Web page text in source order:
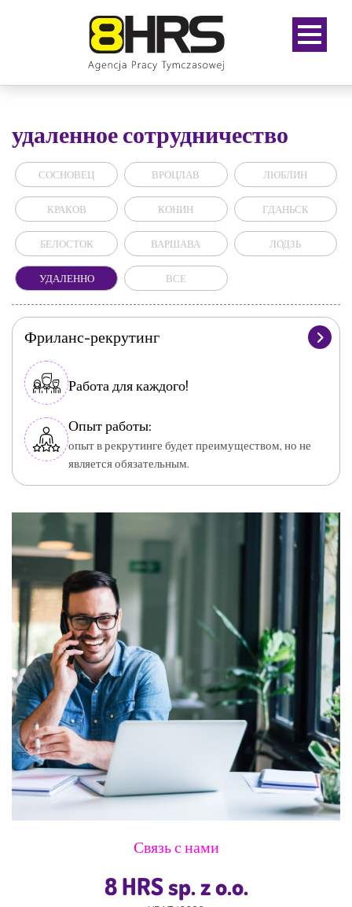
удаленное сотрудничество
СОСНОВЕЦ ВРОЦЛАВ ЛЮБЛИН
КРАКОВ КОНИН ГДАНЬСК
БЕЛОСТОК ВАРШАВА ЛОДЗЬ
УДАЛЕННО ВСЕ
Фриланс-рекрутинг
Работа для каждого!
Опыт работы:
опыт в рекрутинге будет преимуществом, но не
является обязательным.
Связь с нами
8 HRS sp. z o.o.